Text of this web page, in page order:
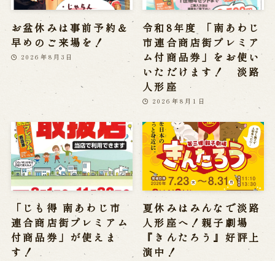
お盆休みは事前予約＆
早めのご来場を！
2026年8月3日
令和8年度 「南あわじ
市連合商店街プレミア
ム付商品券」をお使い
いただけます！ 淡路
人形座
2026年8月1日
「じも得 南あわじ市
連合商店街プレミアム
付商品券」が使えま
す！
夏休みはみんなで淡路
人形座へ！親子劇場
『きんたろう』好評上
演中！